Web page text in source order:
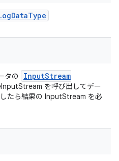
DataType
タの InputStream
を呼び出してデー
たら結果の InputStream を必